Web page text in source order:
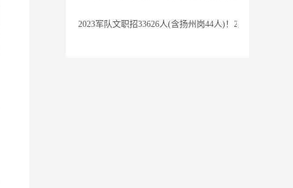
2023军队文职招33626人(含扬州岗44人)！2月19日笔试！